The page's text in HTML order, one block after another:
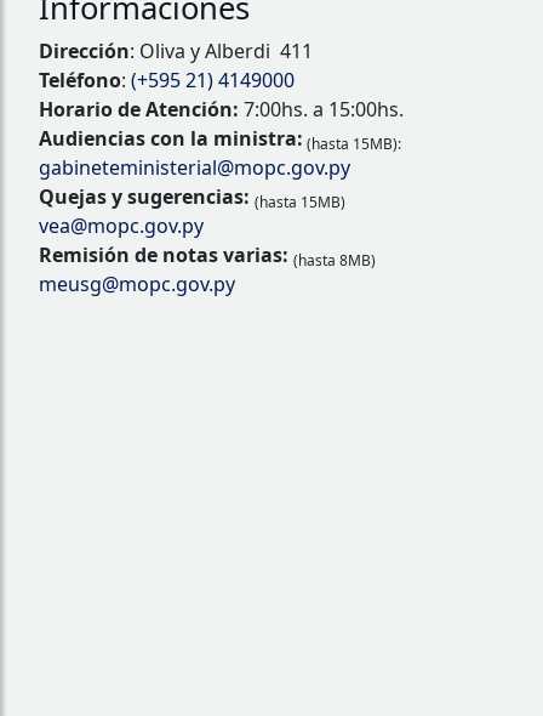
Dirección: Oliva y Alberdi 411
Teléfono: (+595 21) 4149000
Horario de Atención: 7:00hs. a 15:00hs.
Audiencias con la ministra: (hasta 15MB):
gabineteministerial@mopc.gov.py
Quejas y sugerencias: (hasta 15MB)
vea@mopc.gov.py
Remisión de notas varias: (hasta 8MB)
meusg@mopc.gov.py